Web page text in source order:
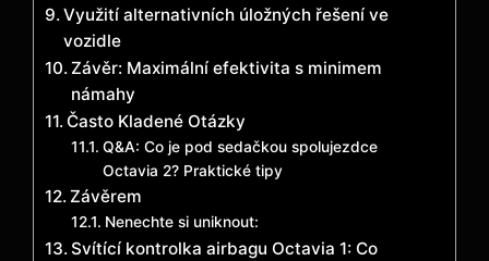
Využití alternativních úložných řešení ve
vozidle
Závěr: Maximální efektivita s minimem
námahy
Často Kladené Otázky
Q&A: Co je pod sedačkou spolujezdce
Octavia 2? Praktické tipy
Závěrem
Nenechte si uniknout:
Svítící kontrolka airbagu Octavia 1: Co